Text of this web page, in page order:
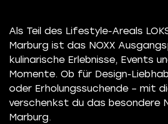
Als Teil des Lifestyle-Areals
Marburg ist das NOXX
kulinarische Erlebnisse, Events
Momente. Ob für Design-
oder Erholungssuchende – mit
verschenkst du das besondere
Marburg.